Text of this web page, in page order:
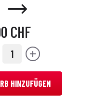
CHF
1
HINZUFÜGEN